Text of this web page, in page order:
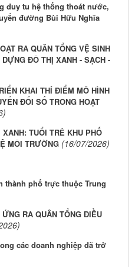
duy tu hệ thống thoát nước,
đường Bùi Hữu Nghĩa
RA QUÂN TỔNG VỆ SINH
ĐÔ THỊ XANH - SẠCH -
KHAI THÍ ĐIỂM MÔ HÌNH
ĐỔI SỐ TRONG HOẠT
TUỔI TRẺ KHU PHỐ
MÔI TRƯỜNG (16/07/2026)
phố trực thuộc Trung
RA QUÂN TỔNG ĐIỀU
các doanh nghiệp đã trở